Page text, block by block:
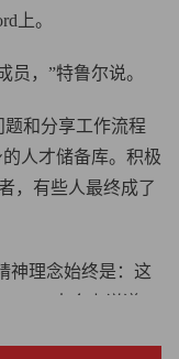
上。
员，”特鲁尔说。
题和分享工作流程
人才储备库。积极
，有些人最终成了
神理念始终是：这
大会上说道。